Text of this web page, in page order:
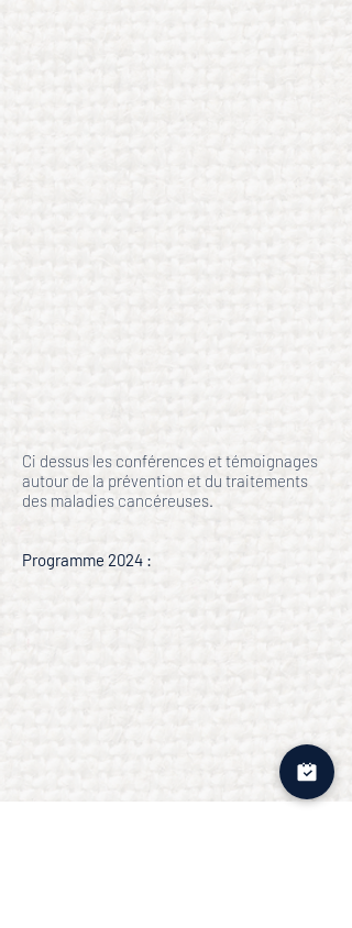
Ci dessus les conférences et témoignages
autour de la prévention et du traitements
des maladies cancéreuses.
Programme 2024 :